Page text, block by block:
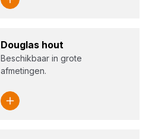
Dou­g­las hout
Beschikbaar in grote
afmetingen.